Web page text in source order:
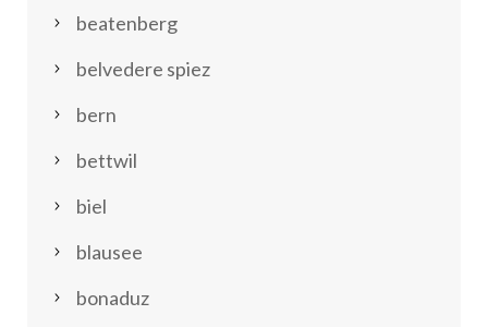
beatenberg
belvedere spiez
bern
bettwil
biel
blausee
bonaduz